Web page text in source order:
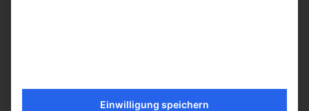
Various strengthsEinwilligung speichern